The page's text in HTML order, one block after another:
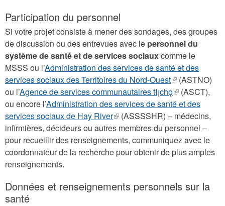
Participation du personnel
Si votre projet consiste à mener des sondages, des groupes
de discussion ou des entrevues avec le personnel du
système de santé et de services sociauxcomme le
MSSS ou l’Administration des services de santé et des
services sociaux des Territoires du Nord-Ouest(le
lien
est
externe)
(ASTNO)
ou l’Agence de services communautaires tłı̨chǫ(le
lien
est
externe)
(ASCT),
ou encore l’Administration des services de santé et des
services sociaux de Hay River(le
lien
est
externe)
(ASSSSHR) – médecins,
infirmières, décideurs ou autres membres du personnel –
pour recueillir des renseignements, communiquez avec le
coordonnateur de la recherche pour obtenir de plus amples
renseignements.
Données et renseignements personnels sur la
santé